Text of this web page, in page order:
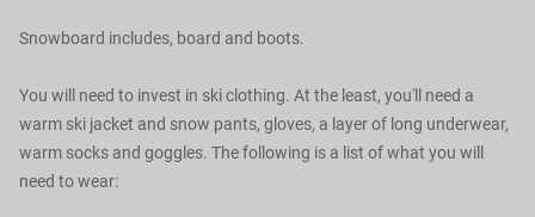
Flights
Beach
Snowboard includes, board and boots.
You will need to invest in ski clothing. At the least, you'll need a
warm ski jacket and snow pants, gloves, a layer of long underwear,
warm socks and goggles. The following is a list of what you will
need to wear: